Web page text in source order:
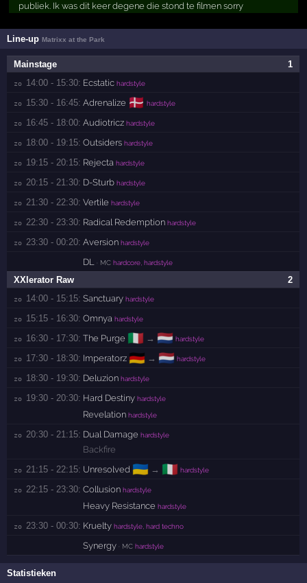
publiek. Ik was dit keer degene die stond te filmen sorry
Line-upMatrixx at the Park
1
Mainstage
zo 14:00 - 15:30: Ecstatic hardstyle
zo 15:30 - 16:45: Adrenalize 🇩🇰 hardstyle
zo 16:45 - 18:00: Audiotricz hardstyle
zo 18:00 - 19:15: Outsiders hardstyle
zo 19:15 - 20:15: Rejecta hardstyle
zo 20:15 - 21:30: D-Sturb hardstyle
zo 21:30 - 22:30: Vertile hardstyle
zo 22:30 - 23:30: Radical Redemption hardstyle
zo 23:30 - 00:20: Aversion hardstyle
DL · MC hardcore, hardstyle
2
XXlerator Raw
zo 14:00 - 15:15: Sanctuary hardstyle
zo 15:15 - 16:30: Omnya hardstyle
zo 16:30 - 17:30: The Purge 🇮🇹 → 🇳🇱 hardstyle
zo 17:30 - 18:30: Imperatorz 🇩🇪 → 🇳🇱 hardstyle
zo 18:30 - 19:30: Deluzion hardstyle
zo 19:30 - 20:30: Hard Destiny hardstyle
Revelation hardstyle
zo 20:30 - 21:15: Dual Damage hardstyle
Backfire
zo 21:15 - 22:15: Unresolved 🇺🇦 → 🇮🇹 hardstyle
zo 22:15 - 23:30: Collusion hardstyle
Heavy Resistance hardstyle
zo 23:30 - 00:30: Kruelty hardstyle, hard techno
Synergy · MC hardstyle
Statistieken